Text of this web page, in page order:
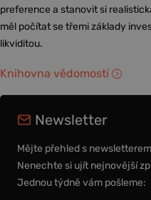
preference a stanovit si
měl počítat se třemi základy
likviditou.
Knihovna vědomostí
Newsletter
Mějte přehled s
Nenechte si ujít nejnovější
Jednou týdně vám pošleme: